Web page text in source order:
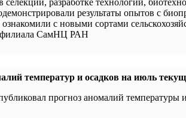
селекции, разработке технологий,
результаты опытов с
с новыми сортами
СамНЦ РАН
температур и осадков на июль
прогноз аномалий температуры